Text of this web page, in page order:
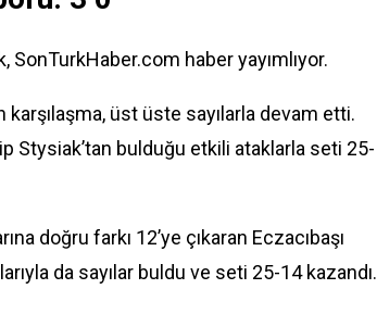
SonTurkHaber.com haber yayımlıyor.
karşılaşma, üst üste sayılarla devam etti.
Stysiak’tan bulduğu etkili ataklarla seti 25-
doğru farkı 12’ye çıkaran Eczacıbaşı
da sayılar buldu ve seti 25-14 kazandı.